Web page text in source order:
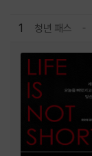
1 청년 패스